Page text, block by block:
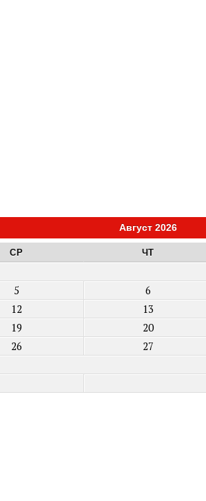
Август 2026
СР ЧТ
5 6
12 13
19 20
26 27